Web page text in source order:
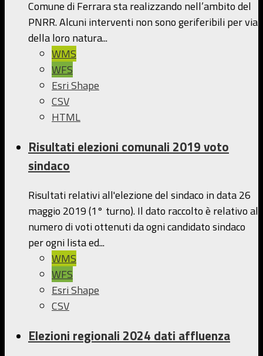
Comune di Ferrara sta realizzando nell’ambito del
PNRR. Alcuni interventi non sono geriferibili per via
della loro natura...
WMS
WFS
Esri Shape
CSV
HTML
Risultati elezioni comunali 2019 voto
sindaco
Risultati relativi all'elezione del sindaco in data 26
maggio 2019 (1° turno). Il dato raccolto è relativo al
numero di voti ottenuti da ogni candidato sindaco
per ogni lista ed...
WMS
WFS
Esri Shape
CSV
Elezioni regionali 2024 dati affluenza